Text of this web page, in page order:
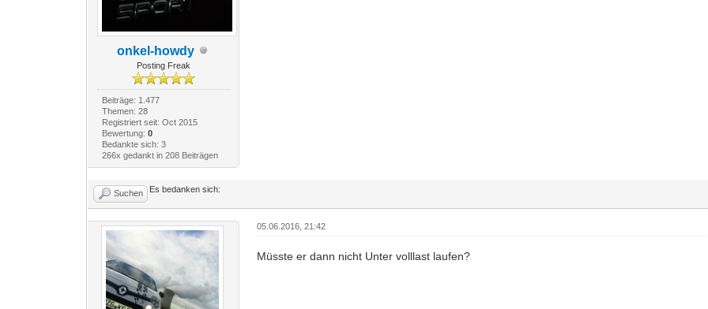
onkel-howdy
Posting Freak
Beiträge: 1.477
Themen: 28
Registriert seit: Oct 2015
Bewertung: 0
Bedankte sich: 3
266x gedankt in 208 Beiträgen
Suchen Es bedanken sich:
05.06.2016, 21:42
Müsste er dann nicht Unter volllast laufen?